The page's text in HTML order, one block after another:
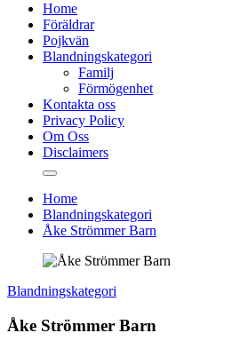
Home
Föräldrar
Pojkvän
Blandningskategori
Familj
Förmögenhet
Kontakta oss
Privacy Policy
Om Oss
Disclaimers
Home
Blandningskategori
Åke Strömmer Barn
Blandningskategori
Åke Strömmer Barn